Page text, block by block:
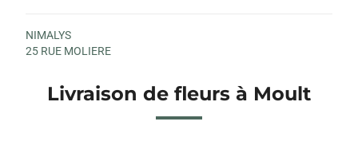
NIMALYS
25 RUE MOLIERE
Livraison de fleurs à Moult